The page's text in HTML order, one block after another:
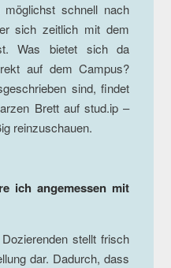
schnell nach
sich zeitlich mit dem
Was bietet sich da
auf dem Campus?
sind, findet
Brett auf stud.ip –
reinzuschauen.
ich angemessen mit
stellt frisch
dar. Dadurch, dass